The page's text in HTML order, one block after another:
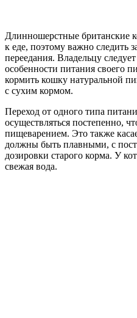
Длинношерстные британские
к еде, поэтому важно следить
переедания. Владельцу
особенности питания своего
кормить кошку натуральной
с сухим кормом.
Переход от одного типа
осуществляться постепенно,
пищеварением. Это также
должны быть плавными, с
дозировки старого корма. У
свежая вода.